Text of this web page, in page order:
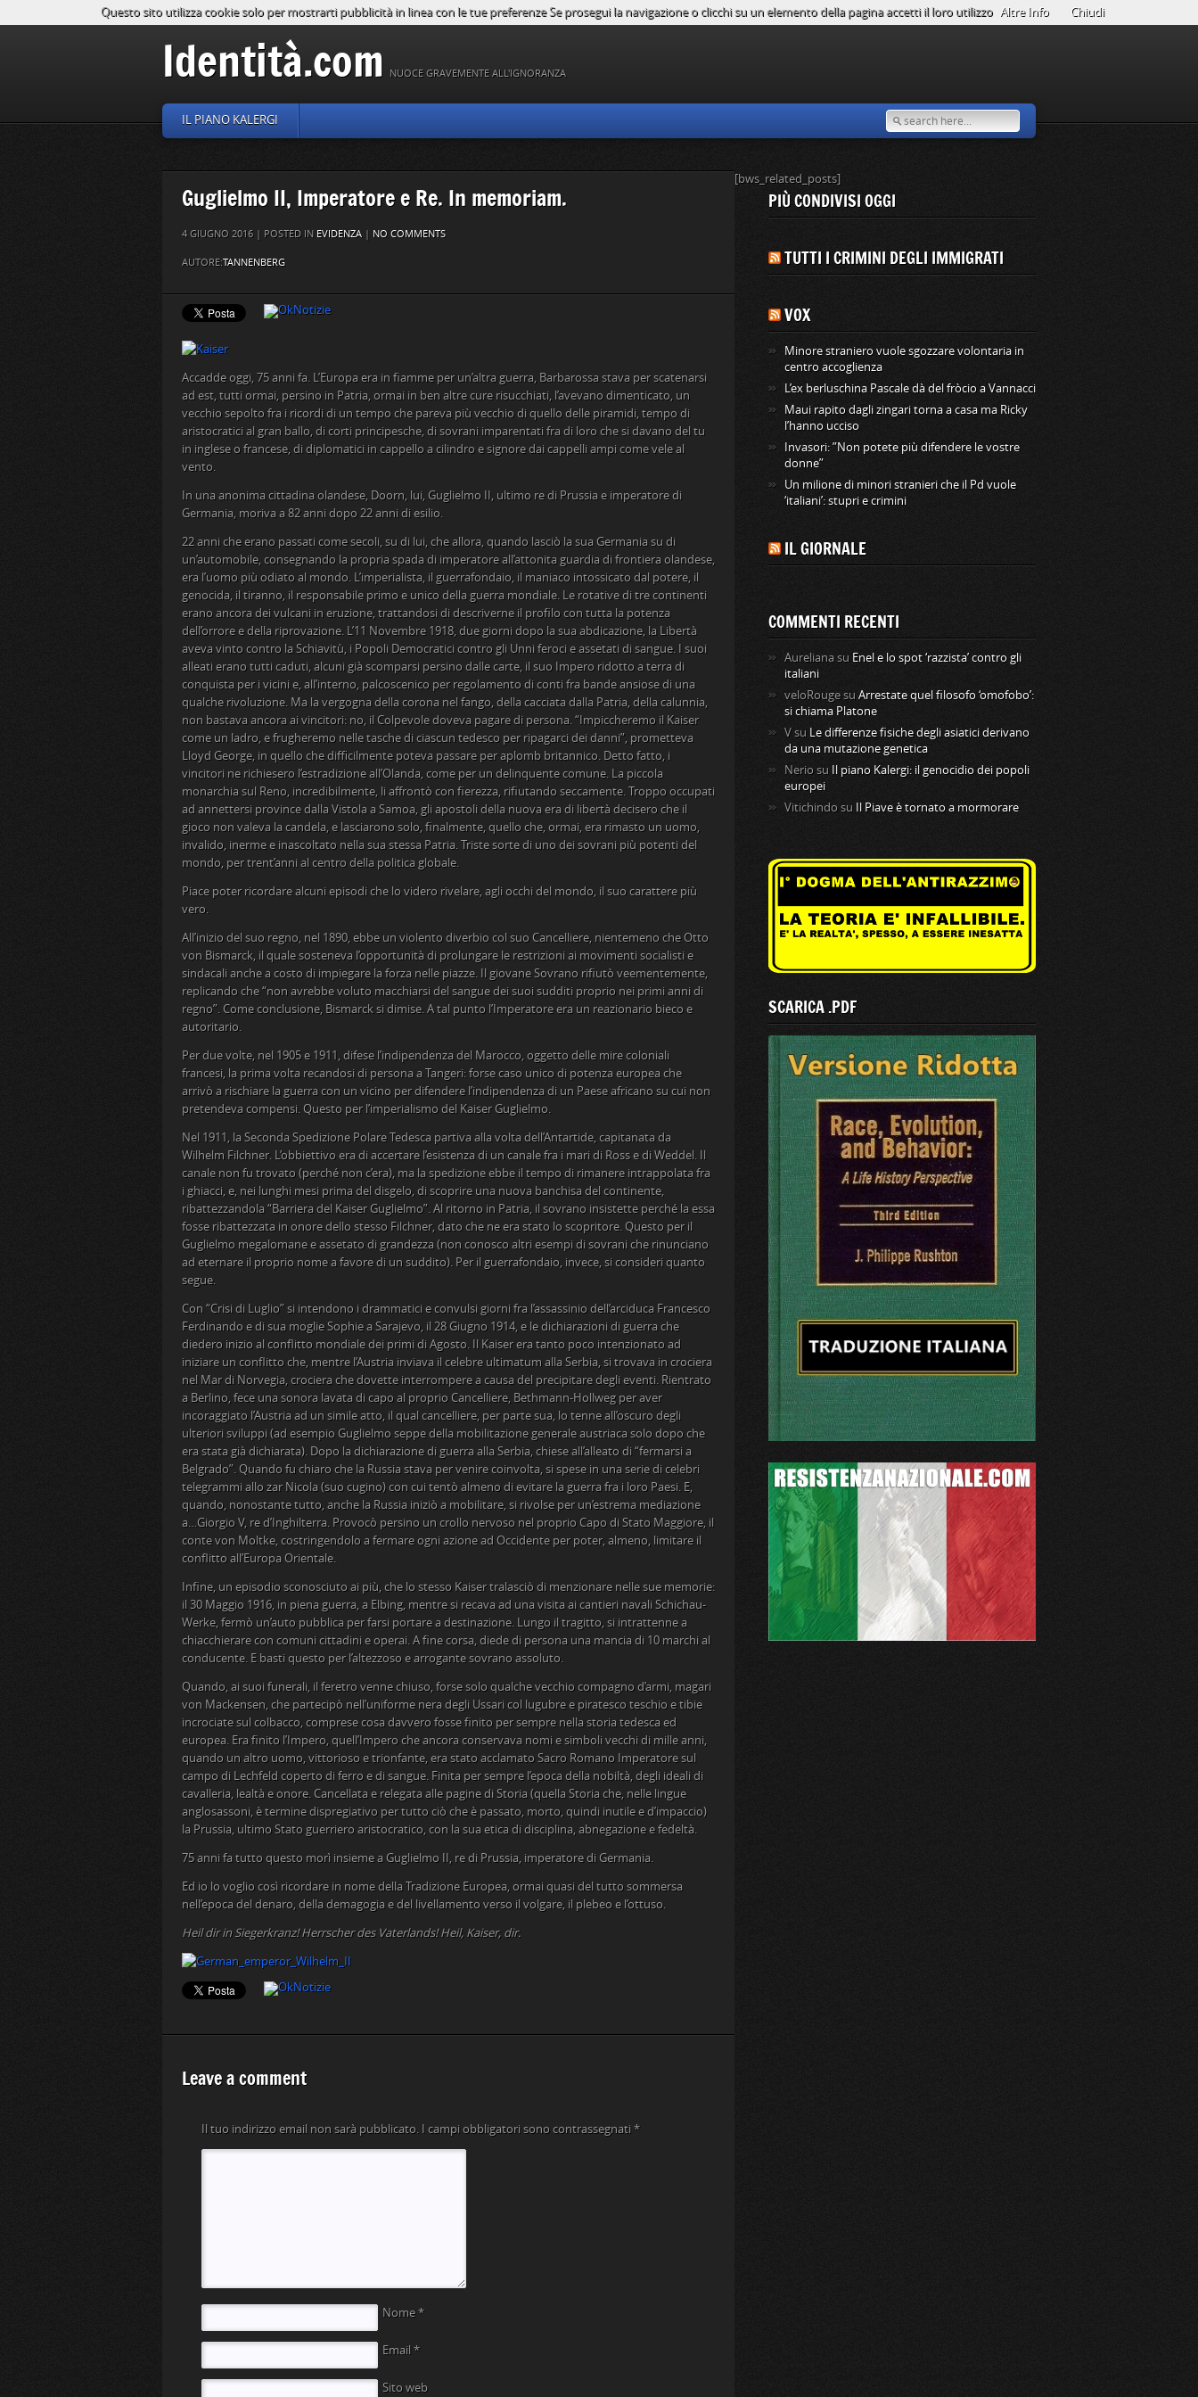
Identità.com NUOCE GRAVEMENTE ALL'IGNORANZA
IL PIANO KALERGI
Guglielmo II, Imperatore e Re. In memoriam.
4 GIUGNO 2016 | POSTED IN EVIDENZA | NO COMMENTS
AUTORE:TANNENBERG
Accadde oggi, 75 anni fa. L’Europa era in fiamme per un’altra guerra, Barbarossa stava per scatenarsi
ad est, tutti ormai, persino in Patria, ormai in ben altre cure risucchiati, l’avevano dimenticato, un
vecchio sepolto fra i ricordi di un tempo che pareva più vecchio di quello delle piramidi, tempo di
aristocratici al gran ballo, di corti principesche, di sovrani imparentati fra di loro che si davano del tu
in inglese o francese, di diplomatici in cappello a cilindro e signore dai cappelli ampi come vele al
vento.
In una anonima cittadina olandese, Doorn, lui, Guglielmo II, ultimo re di Prussia e imperatore di
Germania, moriva a 82 anni dopo 22 anni di esilio.
22 anni che erano passati come secoli, su di lui, che allora, quando lasciò la sua Germania su di
un’automobile, consegnando la propria spada di imperatore all’attonita guardia di frontiera olandese,
era l’uomo più odiato al mondo. L’imperialista, il guerrafondaio, il maniaco intossicato dal potere, il
genocida, il tiranno, il responsabile primo e unico della guerra mondiale. Le rotative di tre continenti
erano ancora dei vulcani in eruzione, trattandosi di descriverne il profilo con tutta la potenza
dell’orrore e della riprovazione. L’11 Novembre 1918, due giorni dopo la sua abdicazione, la Libertà
aveva vinto contro la Schiavitù, i Popoli Democratici contro gli Unni feroci e assetati di sangue. I suoi
alleati erano tutti caduti, alcuni già scomparsi persino dalle carte, il suo Impero ridotto a terra di
conquista per i vicini e, all’interno, palcoscenico per regolamento di conti fra bande ansiose di una
qualche rivoluzione. Ma la vergogna della corona nel fango, della cacciata dalla Patria, della calunnia,
non bastava ancora ai vincitori: no, il Colpevole doveva pagare di persona. “Impiccheremo il Kaiser
come un ladro, e frugheremo nelle tasche di ciascun tedesco per ripagarci dei danni”, prometteva
Lloyd George, in quello che difficilmente poteva passare per aplomb britannico. Detto fatto, i
vincitori ne richiesero l’estradizione all’Olanda, come per un delinquente comune. La piccola
monarchia sul Reno, incredibilmente, li affrontò con fierezza, rifiutando seccamente. Troppo occupati
ad annettersi province dalla Vistola a Samoa, gli apostoli della nuova era di libertà decisero che il
gioco non valeva la candela, e lasciarono solo, finalmente, quello che, ormai, era rimasto un uomo,
invalido, inerme e inascoltato nella sua stessa Patria. Triste sorte di uno dei sovrani più potenti del
mondo, per trent’anni al centro della politica globale.
Piace poter ricordare alcuni episodi che lo videro rivelare, agli occhi del mondo, il suo carattere più
vero.
All’inizio del suo regno, nel 1890, ebbe un violento diverbio col suo Cancelliere, nientemeno che Otto
von Bismarck, il quale sosteneva l’opportunità di prolungare le restrizioni ai movimenti socialisti e
sindacali anche a costo di impiegare la forza nelle piazze. Il giovane Sovrano rifiutò veementemente,
replicando che “non avrebbe voluto macchiarsi del sangue dei suoi sudditi proprio nei primi anni di
regno”. Come conclusione, Bismarck si dimise. A tal punto l’Imperatore era un reazionario bieco e
autoritario.
Per due volte, nel 1905 e 1911, difese l’indipendenza del Marocco, oggetto delle mire coloniali
francesi, la prima volta recandosi di persona a Tangeri: forse caso unico di potenza europea che
arrivò a rischiare la guerra con un vicino per difendere l’indipendenza di un Paese africano su cui non
pretendeva compensi. Questo per l’imperialismo del Kaiser Guglielmo.
Nel 1911, la Seconda Spedizione Polare Tedesca partiva alla volta dell’Antartide, capitanata da
Wilhelm Filchner. L’obbiettivo era di accertare l’esistenza di un canale fra i mari di Ross e di Weddel. Il
canale non fu trovato (perché non c’era), ma la spedizione ebbe il tempo di rimanere intrappolata fra
i ghiacci, e, nei lunghi mesi prima del disgelo, di scoprire una nuova banchisa del continente,
ribattezzandola “Barriera del Kaiser Guglielmo”. Al ritorno in Patria, il sovrano insistette perché la essa
fosse ribattezzata in onore dello stesso Filchner, dato che ne era stato lo scopritore. Questo per il
Guglielmo megalomane e assetato di grandezza (non conosco altri esempi di sovrani che rinunciano
ad eternare il proprio nome a favore di un suddito). Per il guerrafondaio, invece, si consideri quanto
segue.
Con “Crisi di Luglio” si intendono i drammatici e convulsi giorni fra l’assassinio dell’arciduca Francesco
Ferdinando e di sua moglie Sophie a Sarajevo, il 28 Giugno 1914, e le dichiarazioni di guerra che
diedero inizio al conflitto mondiale dei primi di Agosto. Il Kaiser era tanto poco intenzionato ad
iniziare un conflitto che, mentre l’Austria inviava il celebre ultimatum alla Serbia, si trovava in crociera
nel Mar di Norvegia, crociera che dovette interrompere a causa del precipitare degli eventi. Rientrato
a Berlino, fece una sonora lavata di capo al proprio Cancelliere, Bethmann-Hollweg per aver
incoraggiato l’Austria ad un simile atto, il qual cancelliere, per parte sua, lo tenne all’oscuro degli
ulteriori sviluppi (ad esempio Guglielmo seppe della mobilitazione generale austriaca solo dopo che
era stata già dichiarata). Dopo la dichiarazione di guerra alla Serbia, chiese all’alleato di “fermarsi a
Belgrado”. Quando fu chiaro che la Russia stava per venire coinvolta, si spese in una serie di celebri
telegrammi allo zar Nicola (suo cugino) con cui tentò almeno di evitare la guerra fra i loro Paesi. E,
quando, nonostante tutto, anche la Russia iniziò a mobilitare, si rivolse per un’estrema mediazione
a…Giorgio V, re d’Inghilterra. Provocò persino un crollo nervoso nel proprio Capo di Stato Maggiore, il
conte von Moltke, costringendolo a fermare ogni azione ad Occidente per poter, almeno, limitare il
conflitto all’Europa Orientale.
Infine, un episodio sconosciuto ai più, che lo stesso Kaiser tralasciò di menzionare nelle sue memorie:
il 30 Maggio 1916, in piena guerra, a Elbing, mentre si recava ad una visita ai cantieri navali Schichau-
Werke, fermò un’auto pubblica per farsi portare a destinazione. Lungo il tragitto, si intrattenne a
chiacchierare con comuni cittadini e operai. A fine corsa, diede di persona una mancia di 10 marchi al
conducente. E basti questo per l’altezzoso e arrogante sovrano assoluto.
Quando, ai suoi funerali, il feretro venne chiuso, forse solo qualche vecchio compagno d’armi, magari
von Mackensen, che partecipò nell’uniforme nera degli Ussari col lugubre e piratesco teschio e tibie
incrociate sul colbacco, comprese cosa davvero fosse finito per sempre nella storia tedesca ed
europea. Era finito l’Impero, quell’Impero che ancora conservava nomi e simboli vecchi di mille anni,
quando un altro uomo, vittorioso e trionfante, era stato acclamato Sacro Romano Imperatore sul
campo di Lechfeld coperto di ferro e di sangue. Finita per sempre l’epoca della nobiltà, degli ideali di
cavalleria, lealtà e onore. Cancellata e relegata alle pagine di Storia (quella Storia che, nelle lingue
anglosassoni, è termine dispregiativo per tutto ciò che è passato, morto, quindi inutile e d’impaccio)
la Prussia, ultimo Stato guerriero aristocratico, con la sua etica di disciplina, abnegazione e fedeltà.
75 anni fa tutto questo morì insieme a Guglielmo II, re di Prussia, imperatore di Germania.
Ed io lo voglio così ricordare in nome della Tradizione Europea, ormai quasi del tutto sommersa
nell’epoca del denaro, della demagogia e del livellamento verso il volgare, il plebeo e l’ottuso.
Heil dir in Siegerkranz! Herrscher des Vaterlands! Heil, Kaiser, dir.
Leave a comment
Il tuo indirizzo email non sarà pubblicato. I campi obbligatori sono contrassegnati *
Nome *
Email *
Sito web
[bws_related_posts]
PIÙ CONDIVISI OGGI
TUTTI I CRIMINI DEGLI IMMIGRATI
VOX
Minore straniero vuole sgozzare volontaria in
centro accoglienza
L’ex berluschina Pascale dà del fròcio a Vannacci
Maui rapito dagli zingari torna a casa ma Ricky
l’hanno ucciso
Invasori: ”Non potete più difendere le vostre
donne”
Un milione di minori stranieri che il Pd vuole
‘italiani’: stupri e crimini
IL GIORNALE
COMMENTI RECENTI
Aureliana su Enel e lo spot ‘razzista’ contro gli
italiani
veloRouge su Arrestate quel filosofo ‘omofobo’:
si chiama Platone
V su Le differenze fisiche degli asiatici derivano
da una mutazione genetica
Nerio su
Il piano Kalergi: il genocidio dei popoli
europei
Vitichindo su Il Piave è tornato a mormorare
SCARICA .PDF
Questo sito utilizza cookie solo per mostrarti pubblicità in linea con le tue preferenze Se prosegui la navigazione o clicchi su un elemento della pagina accetti il loro utilizzo Altre Info Chiudi